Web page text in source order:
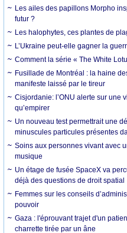
Les ailes des papillons Morpho
futur ?
Les halophytes, ces plantes de
L’Ukraine peut-elle gagner la
Comment la série « The White
Fusillade de Montréal : la haine
manifeste laissé par le tireur
Cisjordanie: l’ONU alerte sur une
qu’empirer
Un nouveau test permettrait une
minuscules particules présentes
Soins aux personnes vivant avec
musique
Un étage de fusée SpaceX va
déjà des questions de droit spatial
Femmes sur les conseils
pouvoir
Gaza : l'éprouvant trajet d'un
charrette tirée par un âne